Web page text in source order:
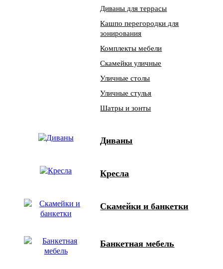
Диваны для террасы
Кашпо перегородки для
зонирования
Комплекты мебели
Скамейки уличные
Уличные столы
Уличные стулья
Шатры и зонты
Диваны
Кресла
Скамейки и банкетки
Банкетная мебель